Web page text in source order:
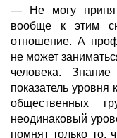
— Не могу
вообще к этим
отношение. А
не может
человека.
показатель
общественных
неодинаковый
помнят только то,